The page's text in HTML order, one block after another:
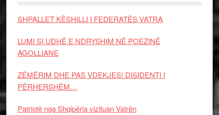
SHPALLET KËSHILLI I FEDERATËS VATRA
LUMI SI UDHË E NDRYSHIM NË POEZINË
AGOLLIANE
ZËMËRIM DHE PAS VDEKJES! DISIDENTI I
PËRHERSHËM…
Patriotë nga Shqipëria vizituan Vatrën